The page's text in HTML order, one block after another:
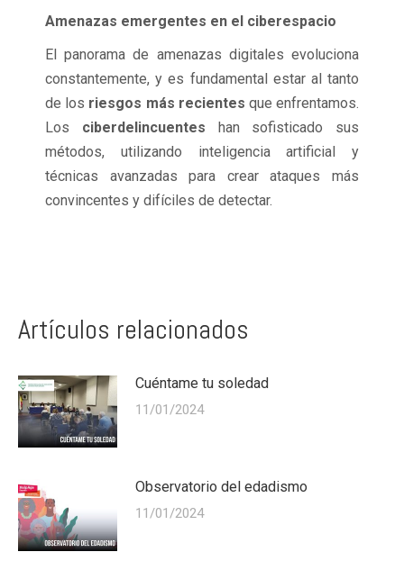
Amenazas emergentes en el ciberespacio
El panorama de amenazas digitales evoluciona
constantemente, y es fundamental estar al tanto
de los riesgos más recientes que enfrentamos.
Los ciberdelincuentes han sofisticado sus
métodos, utilizando inteligencia artificial y
técnicas avanzadas para crear ataques más
convincentes y difíciles de detectar.
Artículos relacionados
Cuéntame tu soledad
11/01/2024
Observatorio del edadismo
11/01/2024